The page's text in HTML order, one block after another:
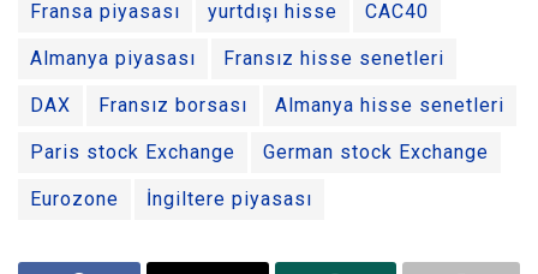
Fransa piyasası yurtdışı hisse CAC40
Almanya piyasası Fransız hisse senetleri
DAX Fransız borsası Almanya hisse senetleri
Paris stock Exchange German stock Exchange
Eurozone İngiltere piyasası